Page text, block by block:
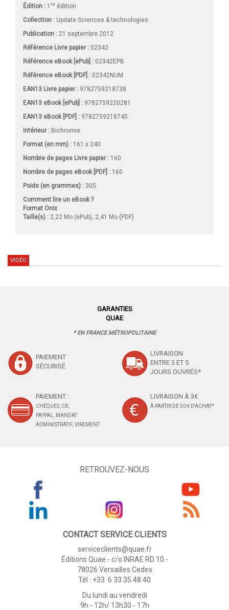
Édition : 1 re édition
Collection : Update Sciences & technologies
Publication : 21 septembre 2012
Référence Livre papier : 02342
Référence eBook [ePub] : 02342EPB
Référence eBook [PDF] : 02342NUM
EAN13 Livre papier : 9782759218738
EAN13 eBook [ePub] : 9782759220281
EAN13 eBook [PDF] : 9782759218745
Intérieur : Bichromie
Format (en mm) : 161 x 240
Nombre de pages Livre papier: 160
Nombre de pages eBook [PDF] : 160
Poids (en grammes) : 305
Comment lire un eBook ?
Format Onix
Taille(s) : 2,22 Mo (ePub), 2,41 Mo (PDF)
VIDÉO
GARANTIES
QUAE
* EN FRANCE MÉTROPOLITAINE
PAIEMENT
SÉCURISÉ
LIVRAISON
ENTRE 3 ET 5
JOURS OUVRÉS*
PAIEMENT :
CHÈQUES, CB,
PAYPAL, MANDAT
ADMINISTRATIF, VIREMENT
LIVRAISON À 3€
À PARTIR DE 50 € D'ACHAT*
RETROUVEZ-NOUS
CONTACT SERVICE CLIENTS
serviceclients@quae.fr
Éditions Quae - c/o INRAE RD 10 -
78026 Versailles Cedex
Tél : +33 6 33 35 48 40
Du lundi au vendredi
9h - 12h/ 13h30 - 17h